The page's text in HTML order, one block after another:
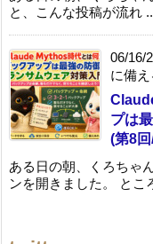
と、こんな投稿が流れ
06/16/
に備
プは
(第8
ある日の朝、くろちゃ
ンを開きました。 とこ